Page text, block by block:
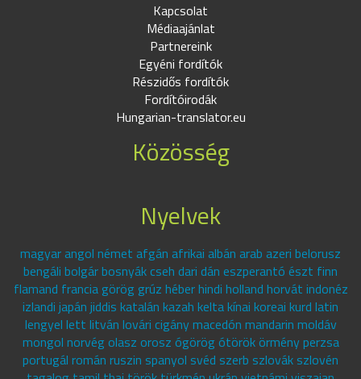
Kapcsolat
Médiaajánlat
Partnereink
Egyéni fordítók
Részidős fordítók
Fordítóirodák
Hungarian-translator.eu
Közösség
Nyelvek
magyar angol német afgán afrikai albán arab azeri belorusz
bengáli bolgár bosnyák cseh dari dán eszperantó észt finn
flamand francia görög grúz héber hindi holland horvát indonéz
izlandi japán jiddis katalán kazah kelta kínai koreai kurd latin
lengyel lett litván lovári cigány macedón mandarin moldáv
mongol norvég olasz orosz ógörög ótörök örmény perzsa
portugál román ruszin spanyol svéd szerb szlovák szlovén